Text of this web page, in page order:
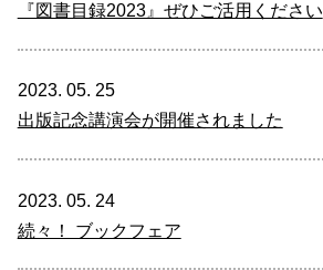
『図書目録2023』ぜひご活用ください
2023. 05. 25
出版記念講演会が開催されました
2023. 05. 24
続々！ ブックフェア